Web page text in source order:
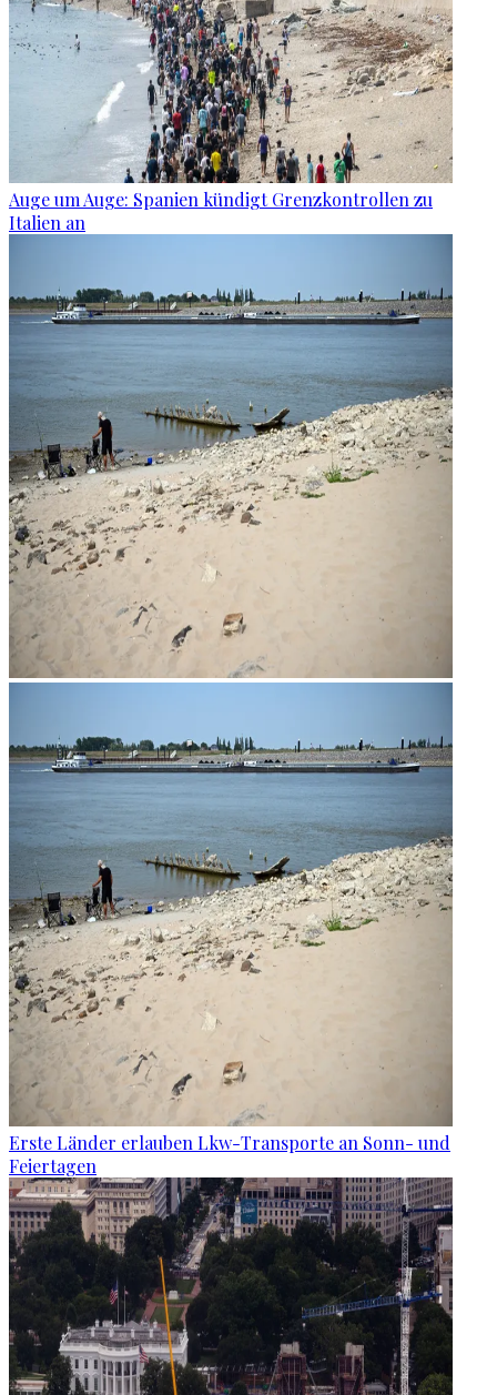
Auge um Auge: Spanien kündigt Grenzkontrollen zu
Italien an
Erste Länder erlauben Lkw-Transporte an Sonn- und
Feiertagen